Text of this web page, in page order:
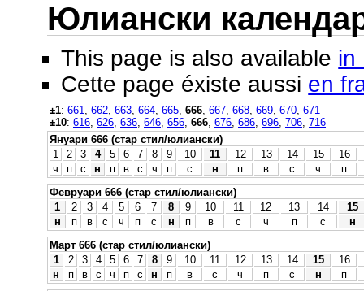
Юлиански
This page is also available in
Cette page éxiste aussi en
±1: 661 662 663 664 665 666 667 668 669 670 671
±10: 616 626 636 646 656 666 676 686 696 706 716
Януари 666 (стар стил/юлиански)
1
2 3 4 5 6 7 8 9 10 11 12 13 14 15
16
ч
п с н п в с ч п с н п в с ч
п
Февруари 666 (стар стил/юлиански)
1
2 3 4 5 6 7 8 9 10 11 12 13 14
15
н
п в с ч п с н п в с ч п с
н
Март 666 (стар стил/юлиански)
1
2 3 4 5 6 7 8 9 10 11 12 13 14 15
16
н
п в с ч п с н п в с ч п с н
п